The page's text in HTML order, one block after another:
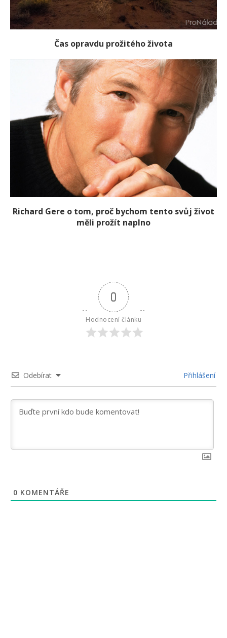
Čas opravdu prožitého života
Richard Gere o tom, proč bychom tento svůj život
měli prožít naplno
0
Hodnocení článku
Odebírat Přihlášení
0 KOMENTÁŘE